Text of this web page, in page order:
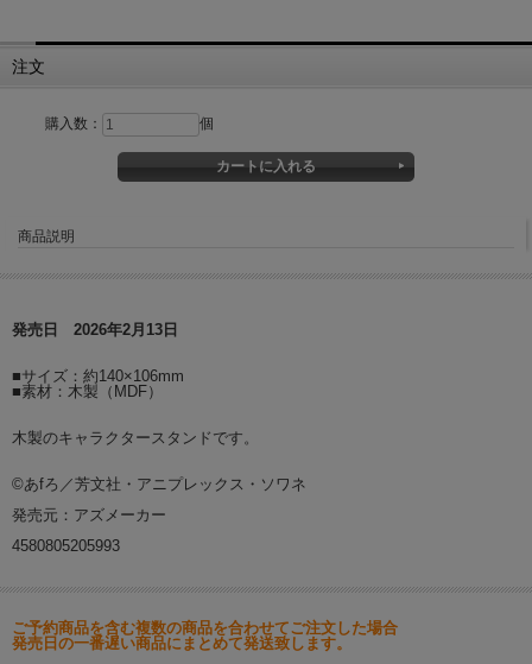
注文
購入数： 個
商品説明
発売日 2026年2月13日
■サイズ：約140×106mm
■素材：木製（MDF）
木製のキャラクタースタンドです。
©あfろ／芳文社・アニプレックス・ソワネ
発売元：アズメーカー
4580805205993
ご予約商品を含む複数の商品を合わせてご注文した場合
発売日の一番遅い商品にまとめて発送致します。